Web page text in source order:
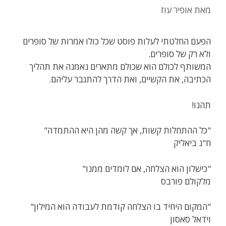
מאת אופיר עוז
הפעם החלטתי לעלות פוסט שכל כולו אמרות של סופרים
ולא רק של סופרים.
המשותף לכולם הוא שכולם מתארים נאמנה את תהליך
הכתיבה, את הקשיים, ואת הדרך להתגבר עליהם.
תהנו!
"כל ההתחלות קשות, אך קשה מהן היא ההתמדה"
ח"נ ביאליק
"כישלון הוא הצלחה, אם לומדים ממנו"
מלקולם פורבס
"המקום היחיד בו הצלחה קודמת לעבודה הוא המילון"
וידאל סאסון